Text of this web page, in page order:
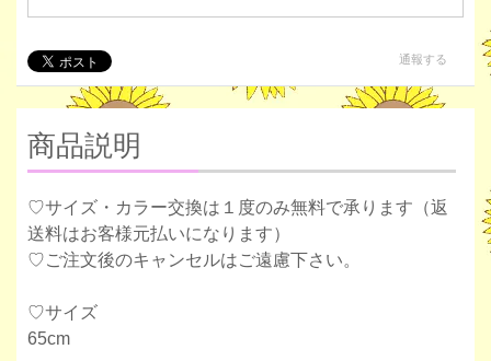
通報する
商品説明
♡サイズ・カラー交換は１度のみ無料で承ります（返
送料はお客様元払いになります）
♡ご注文後のキャンセルはご遠慮下さい。
♡サイズ
65cm